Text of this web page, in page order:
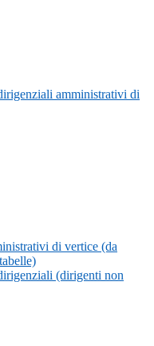
amministrativi di
di vertice (da
(dirigenti non